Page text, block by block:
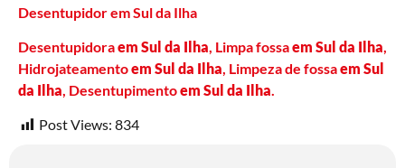
Desentupidor em Sul da Ilha
Desentupidoraem Sul da Ilha, Limpa fossaem Sul da Ilha,
Hidrojateamentoem Sul da Ilha, Limpeza de fossaem Sul
da Ilha, Desentupimentoem Sul da Ilha.
Post Views: 834